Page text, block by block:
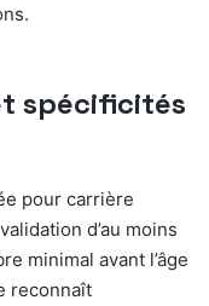
spécificités
pour carrière
d’au moins
minimal avant l’âge
reconnaît